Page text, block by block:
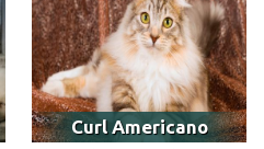
Curl Americano